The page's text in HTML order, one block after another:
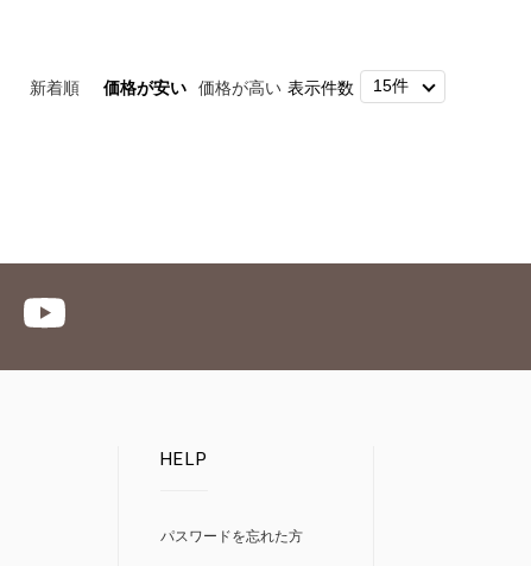
新着順 価格が安い 価格が高い 表示件数
HELP
パスワードを忘れた方